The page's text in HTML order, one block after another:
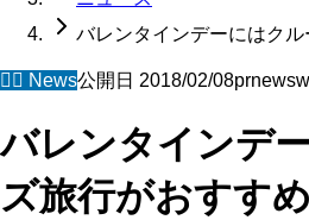
バレンタインデーにはク
🧜‍♀️ News公開日 2018/02/08
バレンタインデ
ズ旅行がおすすめ